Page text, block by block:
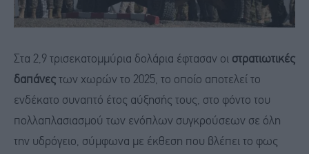
Στα 2,9 τρισεκατομμύρια δολάρια έφτασαν οι στρατιωτικές
δαπάνες των χωρών το 2025, το οποίο αποτελεί το
ενδέκατο συναπτό έτος αύξησής τους, στο φόντο του
πολλαπλασιασμού των ενόπλων συγκρούσεων σε όλη
την υδρόγειο, σύμφωνα με έκθεση που βλέπει το φως